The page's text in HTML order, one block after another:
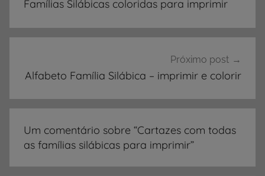
V
I
D
A
t
i
Famílias Silábicas coloridas para imprimir
Próximo post
Alfabeto Família Silábica – imprimir e colorir
Um comentário sobre “Cartazes com todas
as famílias silábicas para imprimir”